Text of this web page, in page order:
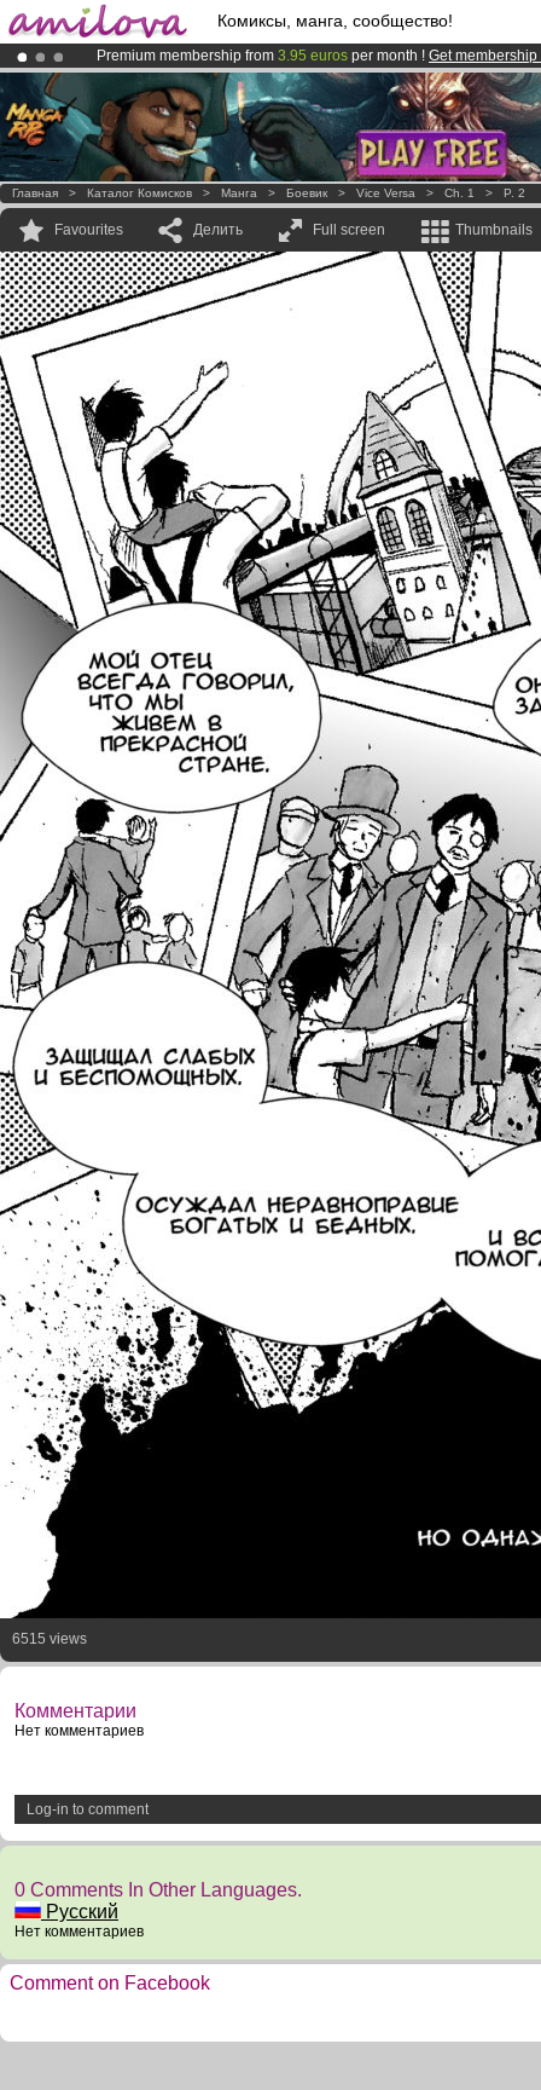
Комиксы, манга, сообщество!
Premium membership from 3.95 euros per month ! Get membership
Already 100000membersand 1000comics & mangas!.
AmilovaKickstarter is now LIVE!.
Главная > Каталог Комисков > Манга > Боевик > Vice Versa > Ch. 1 > P. 2
Favourites Делить Full screen Thumbnails
6515 views
Комментарии
Нет комментариев
Log-in to comment
0 Comments In Other Languages.
Русский
Нет комментариев
Comment on Facebook